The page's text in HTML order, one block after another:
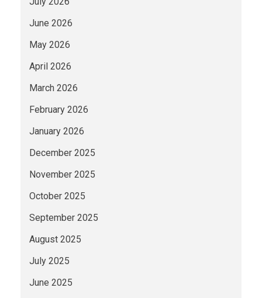
June 2026
May 2026
April 2026
March 2026
February 2026
January 2026
December 2025
November 2025
October 2025
September 2025
August 2025
July 2025
June 2025